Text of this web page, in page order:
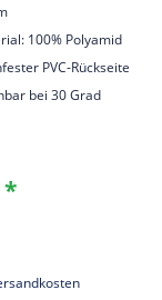
100% Polyamid
PVC-Rückseite
bei 30 Grad
*